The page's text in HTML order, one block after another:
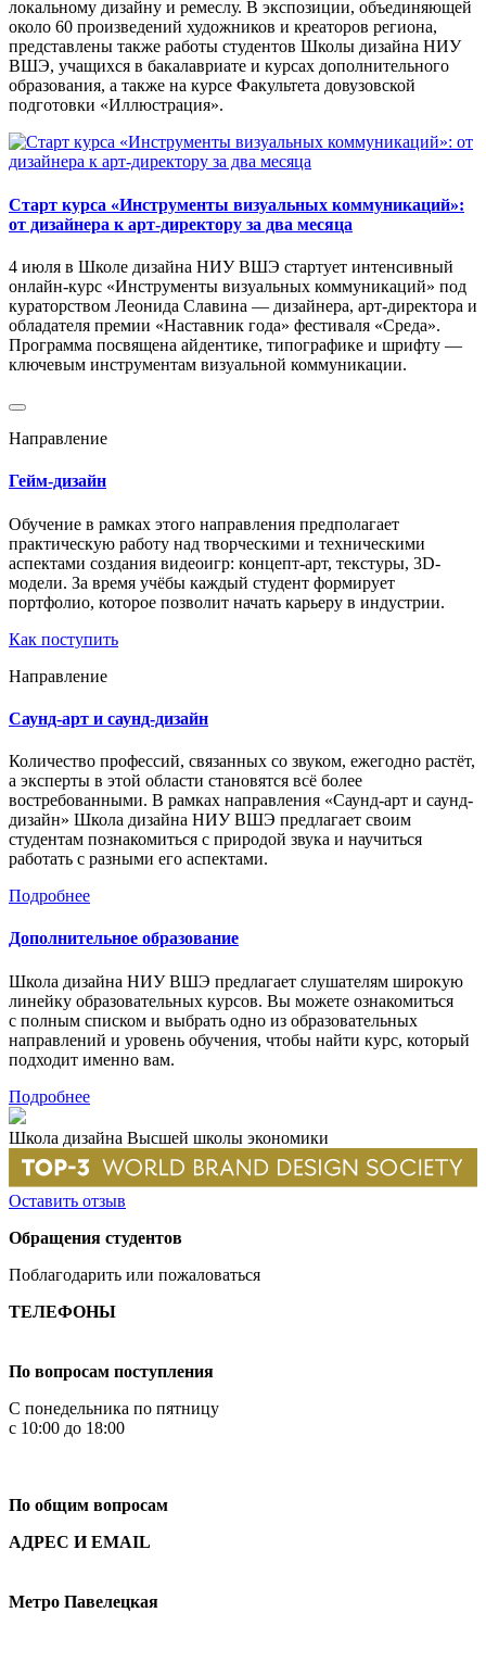
локальному дизайну и ремеслу. В экспозиции, объединяющей
около 60 произведений художников и креаторов региона,
представлены также работы студентов Школы дизайна НИУ
ВШЭ, учащихся в бакалавриате и курсах дополнительного
образования, а также на курсе Факультета довузовской
подготовки «Иллюстрация».
Старт курса «Инструменты визуальных коммуникаций»:
от дизайнера к арт-директору за два месяца
4 июля в Школе дизайна НИУ ВШЭ стартует интенсивный
онлайн-курс «Инструменты визуальных коммуникаций» под
кураторством Леонида Славина — дизайнера, арт-директора и
обладателя премии «Наставник года» фестиваля «Среда».
Программа посвящена айдентике, типографике и шрифту —
ключевым инструментам визуальной коммуникации.
Направление
Гейм-дизайн
Обучение в рамках этого направления предполагает
практическую работу над творческими и техническими
аспектами создания видеоигр: концепт-арт, текстуры, 3D-
модели. За время учёбы каждый студент формирует
портфолио, которое позволит начать карьеру в индустрии.
Как поступить
Направление
Саунд-арт и саунд-дизайн
Количество профессий, связанных со звуком, ежегодно растёт,
а эксперты в этой области становятся всё более
востребованными. В рамках направления «Саунд-арт и саунд-
дизайн» Школа дизайна НИУ ВШЭ предлагает своим
студентам познакомиться с природой звука и научиться
работать с разными его аспектами.
Подробнее
Дополнительное образование
Школа дизайна НИУ ВШЭ предлагает слушателям широкую
линейку образовательных курсов. Вы можете ознакомиться
с полным списком и выбрать одно из образовательных
направлений и уровень обучения, чтобы найти курс, который
подходит именно вам.
Подробнее
Школа дизайна Высшей школы экономики
Оставить отзыв
Обращения студентов
Поблагодарить или пожаловаться
ТЕЛЕФОНЫ
По вопросам поступления
С понедельника по пятницу
с 10:00 до 18:00
По общим вопросам
АДРЕС И EMAIL
Метро Павелецкая